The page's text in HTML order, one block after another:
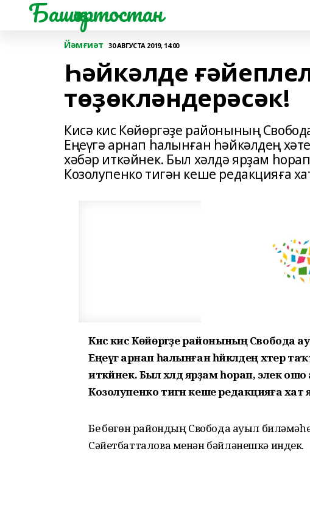
Башҡортостан
Йәмғиәт 30 АВГУСТА 2019, 14:00
Һәйкәлде
төҙөкләндерәсәк!
Кисә кис Көйөргәҙе районының
Еңеүгә арнап һалынған һәйкәлдең
хәбәр иткәйнек. Был хәлдә ярҙам
Козолупенко тигән кеше редакцияға
Кисә кис Көйөргәҙе районының
Еңеүгә арнап һалынған һәйкәлдең хәтер
иткәйнек. Был хәлдә ярҙам һорап, элек
Козолупенко тигән кеше редакцияға хат
Беҙ бөгөн райондың Свобода ауыл
Сәйетбатталова менән бәйләнешкә индек.